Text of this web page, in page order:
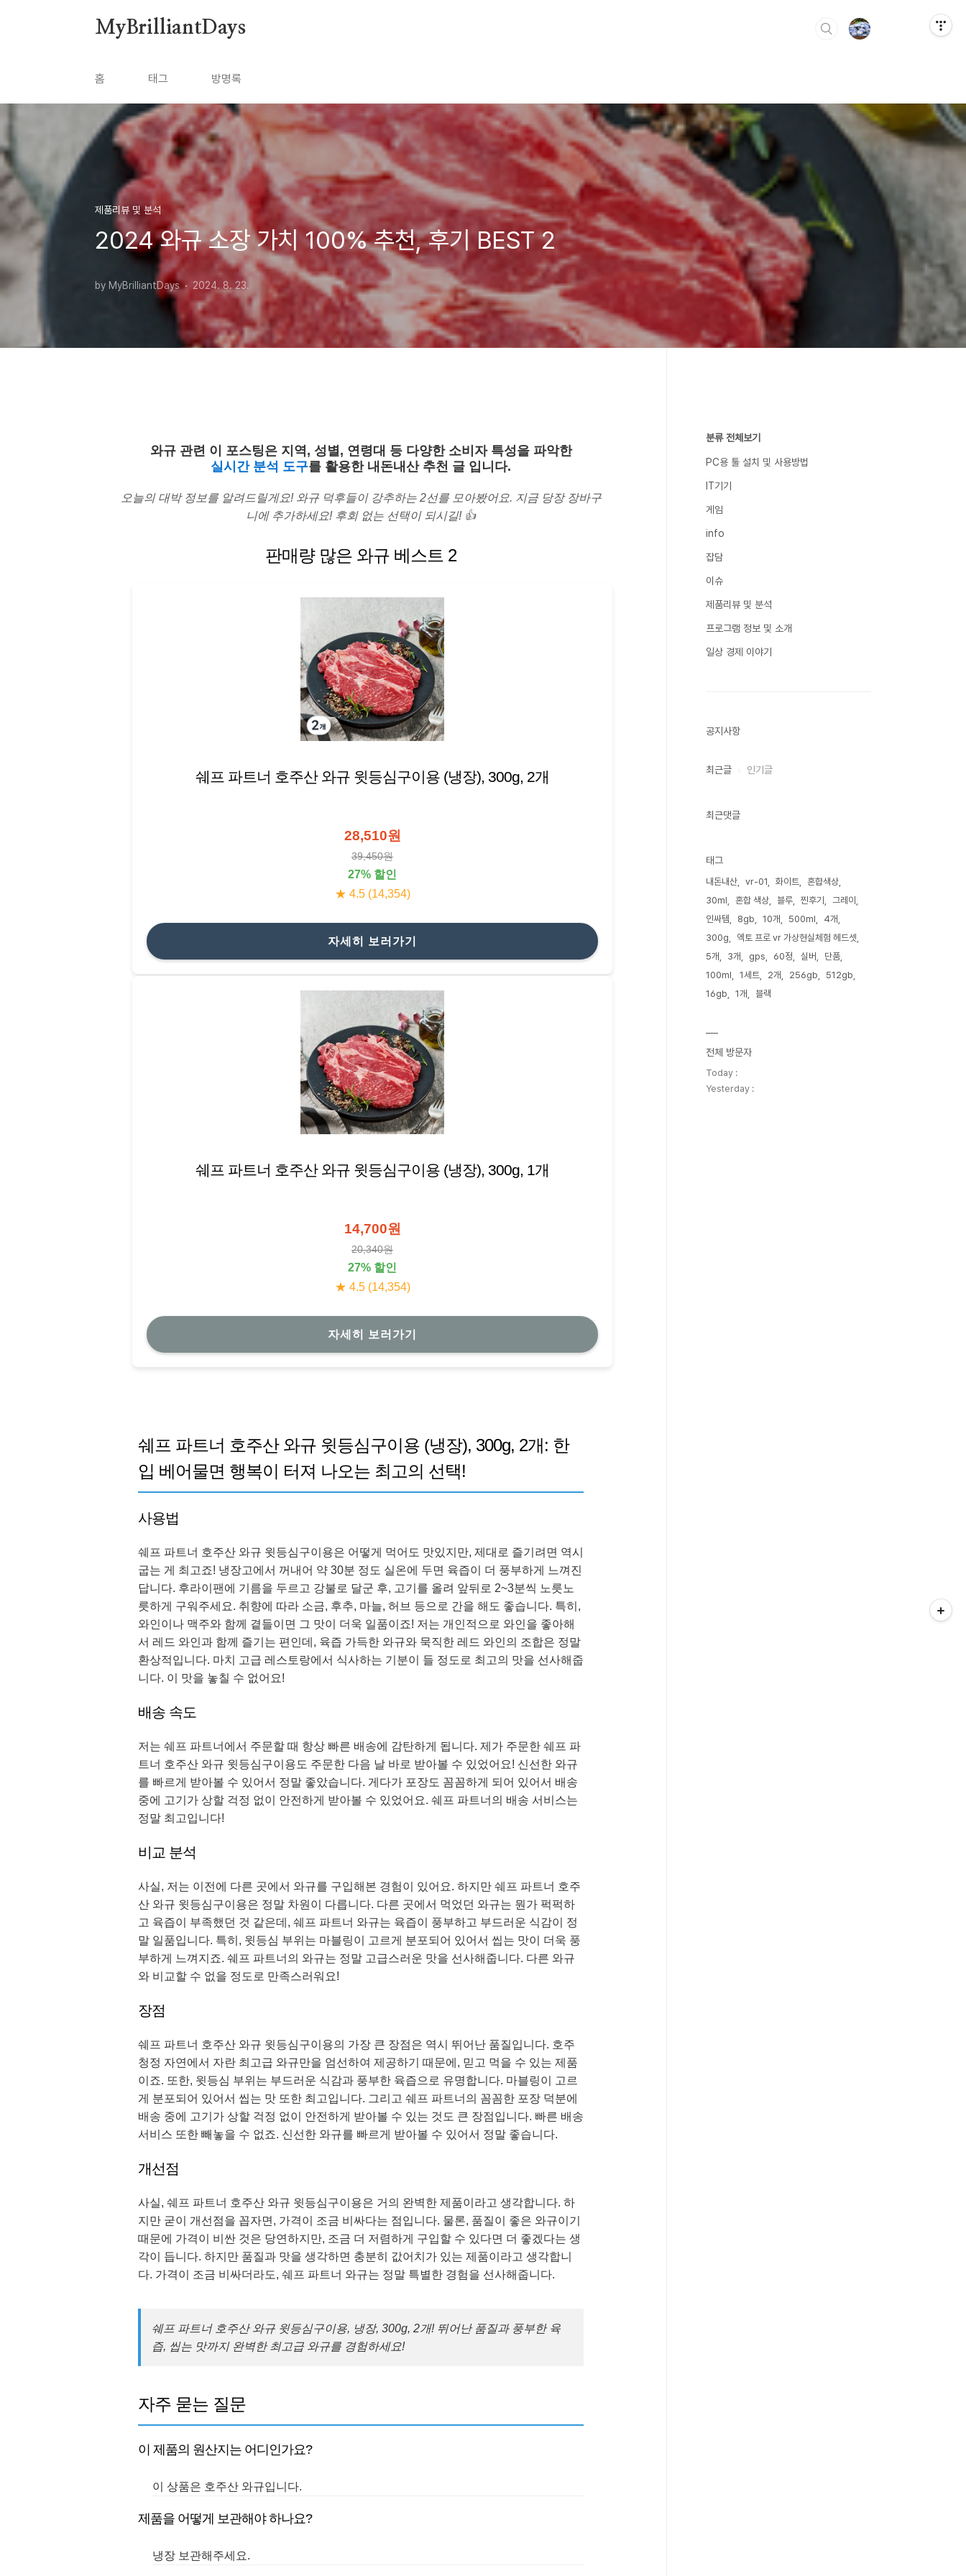
MyBrilliantDays
홈 태그 방명록
제품리뷰 및 분석
2024 와규 소장 가치 100% 추천, 후기 BEST 2
by MyBrilliantDays 2024. 8. 23.
와규 관련 이 포스팅은 지역, 성별, 연령대 등 다양한 소비자 특성을 파악한
실시간 분석 도구를 활용한 내돈내산 추천 글 입니다.
오늘의 대박 정보를 알려드릴게요! 와규 덕후들이 강추하는 2선를 모아봤어요. 지금 당장 장바구
니에 추가하세요! 후회 없는 선택이 되시길! 👍
판매량 많은 와규 베스트 2
쉐프 파트너 호주산 와규 윗등심구이용 (냉장), 300g, 2개
28,510원
39,450원
27% 할인
★ 4.5 (14,354)
자세히 보러가기
쉐프 파트너 호주산 와규 윗등심구이용 (냉장), 300g, 1개
14,700원
20,340원
27% 할인
★ 4.5 (14,354)
자세히 보러가기
쉐프 파트너 호주산 와규 윗등심구이용 (냉장), 300g, 2개: 한
입 베어물면 행복이 터져 나오는 최고의 선택!
사용법
쉐프 파트너 호주산 와규 윗등심구이용은 어떻게 먹어도 맛있지만, 제대로 즐기려면 역시
굽는 게 최고죠! 냉장고에서 꺼내어 약 30분 정도 실온에 두면 육즙이 더 풍부하게 느껴진
답니다. 후라이팬에 기름을 두르고 강불로 달군 후, 고기를 올려 앞뒤로 2~3분씩 노릇노
릇하게 구워주세요. 취향에 따라 소금, 후추, 마늘, 허브 등으로 간을 해도 좋습니다. 특히,
와인이나 맥주와 함께 곁들이면 그 맛이 더욱 일품이죠! 저는 개인적으로 와인을 좋아해
서 레드 와인과 함께 즐기는 편인데, 육즙 가득한 와규와 묵직한 레드 와인의 조합은 정말
환상적입니다. 마치 고급 레스토랑에서 식사하는 기분이 들 정도로 최고의 맛을 선사해줍
니다. 이 맛을 놓칠 수 없어요!
배송 속도
저는 쉐프 파트너에서 주문할 때 항상 빠른 배송에 감탄하게 됩니다. 제가 주문한 쉐프 파
트너 호주산 와규 윗등심구이용도 주문한 다음 날 바로 받아볼 수 있었어요! 신선한 와규
를 빠르게 받아볼 수 있어서 정말 좋았습니다. 게다가 포장도 꼼꼼하게 되어 있어서 배송
중에 고기가 상할 걱정 없이 안전하게 받아볼 수 있었어요. 쉐프 파트너의 배송 서비스는
정말 최고입니다!
비교 분석
사실, 저는 이전에 다른 곳에서 와규를 구입해본 경험이 있어요. 하지만 쉐프 파트너 호주
산 와규 윗등심구이용은 정말 차원이 다릅니다. 다른 곳에서 먹었던 와규는 뭔가 퍽퍽하
고 육즙이 부족했던 것 같은데, 쉐프 파트너 와규는 육즙이 풍부하고 부드러운 식감이 정
말 일품입니다. 특히, 윗등심 부위는 마블링이 고르게 분포되어 있어서 씹는 맛이 더욱 풍
부하게 느껴지죠. 쉐프 파트너의 와규는 정말 고급스러운 맛을 선사해줍니다. 다른 와규
와 비교할 수 없을 정도로 만족스러워요!
장점
쉐프 파트너 호주산 와규 윗등심구이용의 가장 큰 장점은 역시 뛰어난 품질입니다. 호주
청정 자연에서 자란 최고급 와규만을 엄선하여 제공하기 때문에, 믿고 먹을 수 있는 제품
이죠. 또한, 윗등심 부위는 부드러운 식감과 풍부한 육즙으로 유명합니다. 마블링이 고르
게 분포되어 있어서 씹는 맛 또한 최고입니다. 그리고 쉐프 파트너의 꼼꼼한 포장 덕분에
배송 중에 고기가 상할 걱정 없이 안전하게 받아볼 수 있는 것도 큰 장점입니다. 빠른 배송
서비스 또한 빼놓을 수 없죠. 신선한 와규를 빠르게 받아볼 수 있어서 정말 좋습니다.
개선점
사실, 쉐프 파트너 호주산 와규 윗등심구이용은 거의 완벽한 제품이라고 생각합니다. 하
지만 굳이 개선점을 꼽자면, 가격이 조금 비싸다는 점입니다. 물론, 품질이 좋은 와규이기
때문에 가격이 비싼 것은 당연하지만, 조금 더 저렴하게 구입할 수 있다면 더 좋겠다는 생
각이 듭니다. 하지만 품질과 맛을 생각하면 충분히 값어치가 있는 제품이라고 생각합니
다. 가격이 조금 비싸더라도, 쉐프 파트너 와규는 정말 특별한 경험을 선사해줍니다.
쉐프 파트너 호주산 와규 윗등심구이용, 냉장, 300g, 2개! 뛰어난 품질과 풍부한 육
즙, 씹는 맛까지 완벽한 최고급 와규를 경험하세요!
자주 묻는 질문
이 제품의 원산지는 어디인가요?
이 상품은 호주산 와규입니다.
제품을 어떻게 보관해야 하나요?
냉장 보관해주세요.
분류 전체보기
PC용 툴 설치 및 사용방법
IT기기
게임
info
잡담
이슈
제품리뷰 및 분석
프로그램 정보 및 소개
일상 경제 이야기
공지사항
최근글 인기글
최근댓글
태그
내돈내산 vr-01 화이트
혼합색상
30ml
혼합 색상 블루 찐후기
그레이
인싸템
8gb 10개 500ml
4개
300g
엑토 프로 vr 가상현실체험 헤드셋
5개
3개 gps 60정 실버
단품
100ml
1세트 2개 256gb
512gb
16gb
1개 블랙
전체 방문자
Today :
Yesterday :